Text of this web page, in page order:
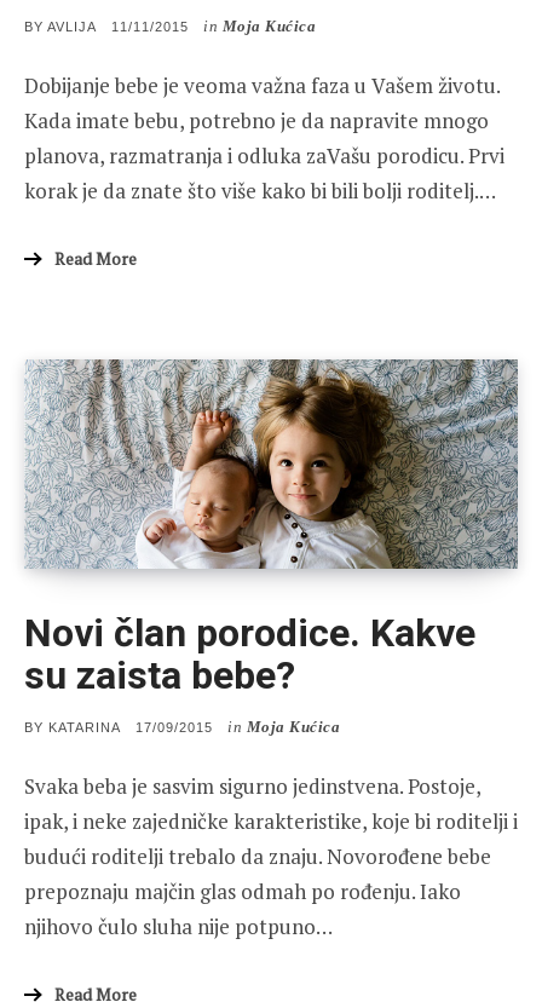
BY AVLIJA
POSTED
11/11/2015 in Moja Kućica
Dobijanje bebe je veoma važna faza u Vašem životu.
Kada imate bebu, potrebno je da napravite mnogo
planova, razmatranja i odluka zaVašu porodicu. Prvi
korak je da znate što više kako bi bili bolji roditelj.…
Read More
Novi član porodice. Kakve
su zaista bebe?
BY KATARINA
POSTED
17/09/2015 in Moja Kućica
Svaka beba je sasvim sigurno jedinstvena. Postoje,
ipak, i neke zajedničke karakteristike, koje bi roditelji i
budući roditelji trebalo da znaju. Novorođene bebe
prepoznaju majčin glas odmah po rođenju. Iako
njihovo čulo sluha nije potpuno…
Read More